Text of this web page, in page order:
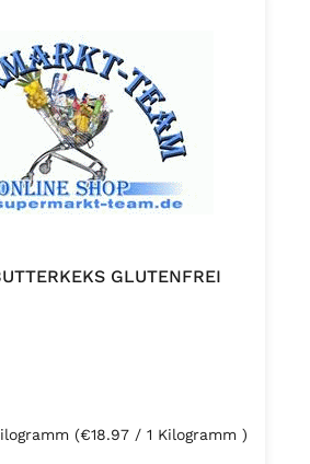
GLUTENFREI
(€18.97 / 1 Kilogramm )